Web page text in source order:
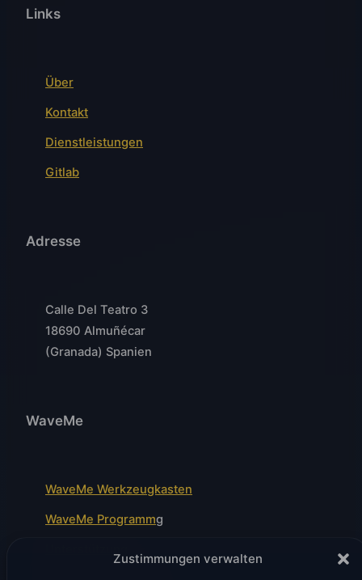
Zustimmungen verwalten
Links
Über
Kontakt
Dienstleistungen
Gitlab
Adresse
Calle Del Teatro 3
18690 Almuñécar
(Granada) Spanien
WaveMe
WaveMe Werkzeugkasten
WaveMe Programmg